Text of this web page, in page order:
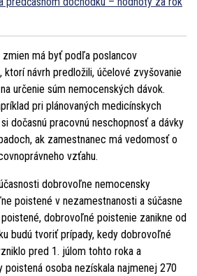
má byť podľa poslancov
ktorí návrh predložili, účelové zvyšovanie
určenie súm nemocenských dávok.
pri plánovaných medicínskych
dočasnú pracovnú neschopnosť a dávky
ak zamestnanec má vedomosť o
vzťahu.
dobrovoľne nemocensky
poistené v nezamestnanosti a súčasne
dobrovoľné poistenie zanikne od
budú tvoriť prípady, kedy dobrovoľné
pred 1. júlom tohto roka a
osoba nezískala najmenej 270